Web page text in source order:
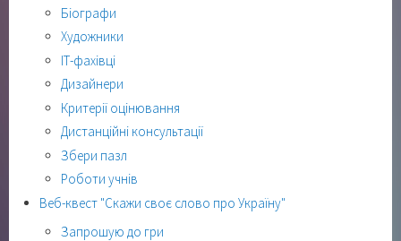
Біографи
Художники
ІТ-фахівці
Дизайнери
Критерії оцінювання
Дистанційні консультації
Збери пазл
Роботи учнів
Веб-квест "Скажи своє слово про Україну"
Запрошую до гри